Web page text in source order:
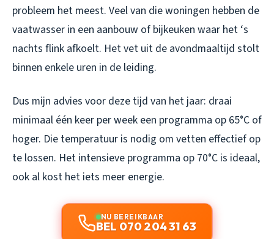
probleem het meest. Veel van die woningen hebben de
vaatwasser in een aanbouw of bijkeuken waar het ‘s
nachts flink afkoelt. Het vet uit de avondmaaltijd stolt
binnen enkele uren in de leiding.
Dus mijn advies voor deze tijd van het jaar: draai
minimaal één keer per week een programma op 65°C of
hoger. Die temperatuur is nodig om vetten effectief op
te lossen. Het intensieve programma op 70°C is ideaal,
ook al kost het iets meer energie.
NU BEREIKBAAR
BEL 070 204 31 63